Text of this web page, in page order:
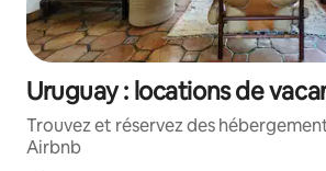
Uruguay : locations de
Trouvez et réservez des
Airbnb